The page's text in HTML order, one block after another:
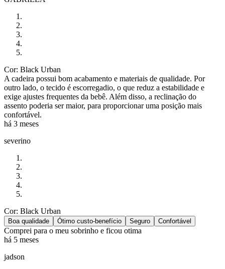
Cor: Black Urban
A cadeira possui bom acabamento e materiais de qualidade. Por
outro lado, o tecido é escorregadio, o que reduz a estabilidade e
exige ajustes frequentes da bebê. Além disso, a reclinação do
assento poderia ser maior, para proporcionar uma posição mais
confortável.
há 3 meses
severino
Cor: Black Urban
Boa qualidade Ótimo custo-benefício Seguro Confortável
Comprei para o meu sobrinho e ficou otima
há 5 meses
jadson